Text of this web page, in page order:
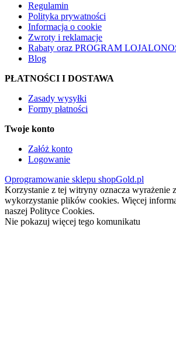
Regulamin
Polityka prywatności
Informacja o cookie
Zwroty i reklamacje
Rabaty oraz PROGRAM
Blog
PŁATNOŚCI I DOSTAWA
Zasady wysyłki
Formy płatności
Twoje konto
Załóż konto
Logowanie
Oprogramowanie sklepu shopGold.pl
Korzystanie z tej witryny oznacza wyrażenie
wykorzystanie plików cookies. Więcej
naszej Polityce Cookies.
Nie pokazuj więcej tego komunikatu